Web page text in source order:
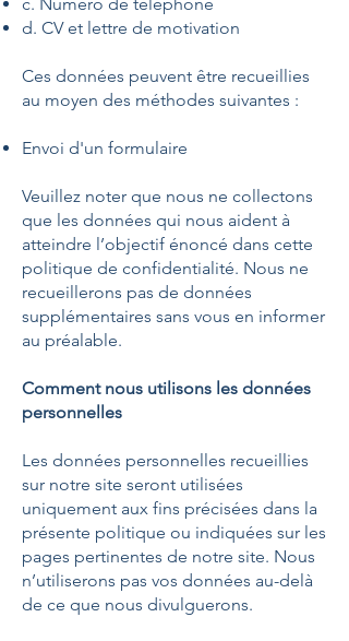
d. CV et lettre de motivation
Ces données peuvent être recueillies
au moyen des méthodes suivantes :
Envoi d'un formulaire
Veuillez noter que nous ne collectons
que les données qui nous aident à
atteindre l’objectif énoncé dans cette
politique de confidentialité. Nous ne
recueillerons pas de données
supplémentaires sans vous en informer
au préalable.
Comment nous utilisons les données
personnelles
Les données personnelles recueillies
sur notre site seront utilisées
uniquement aux fins précisées dans la
présente politique ou indiquées sur les
pages pertinentes de notre site. Nous
n’utiliserons pas vos données au-delà
de ce que nous divulguerons.